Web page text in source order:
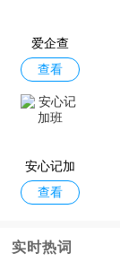
爱企查
查看
安心记加
班
查看
实时热词